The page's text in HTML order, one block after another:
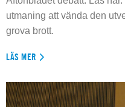
utmaning att vända den
grova brott.
LÄS MER